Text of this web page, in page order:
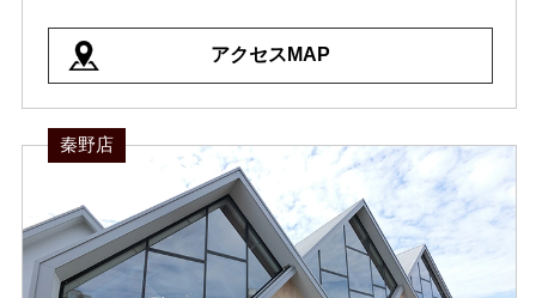
アクセスMAP
秦野店